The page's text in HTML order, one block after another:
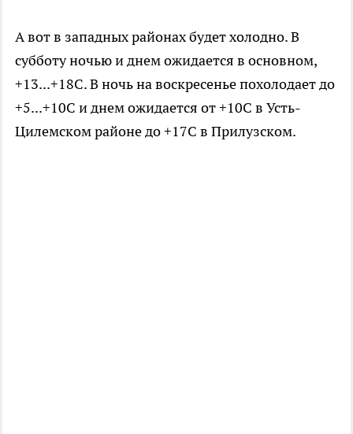
А вот в западных районах будет холодно. В
субботу ночью и днем ожидается в основном,
+13...+18С. В ночь на воскресенье похолодает до
+5...+10С и днем ожидается от +10С в Усть-
Цилемском районе до +17С в Прилузском.